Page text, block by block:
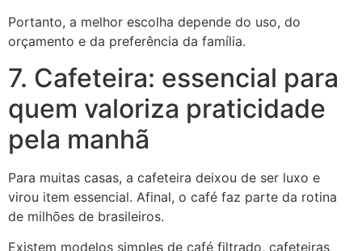
Portanto, a melhor escolha depende do uso, do
orçamento e da preferência da família.
7. Cafeteira: essencial para
quem valoriza praticidade
pela manhã
Para muitas casas, a cafeteira deixou de ser luxo e
virou item essencial. Afinal, o café faz parte da rotina
de milhões de brasileiros.
Existem modelos simples de café filtrado, cafeteiras